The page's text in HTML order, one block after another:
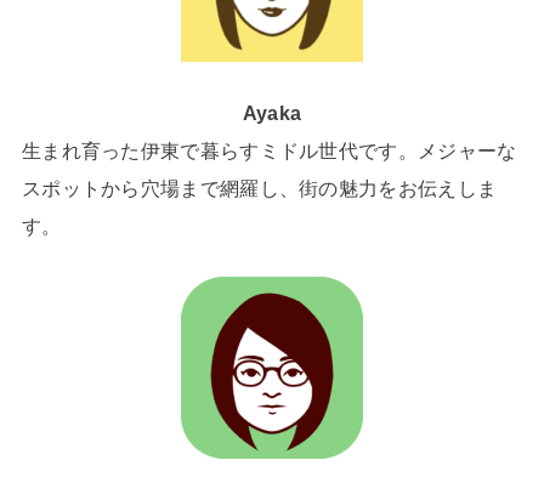
Ayaka
生まれ育った伊東で暮らすミドル世代です。メジャーな
スポットから穴場まで網羅し、街の魅力をお伝えしま
す。